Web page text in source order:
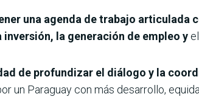
una agenda de trabajo articulada
inversión, la generación de empleo y
de profundizar el diálogo y la
un Paraguay con más desarrollo,